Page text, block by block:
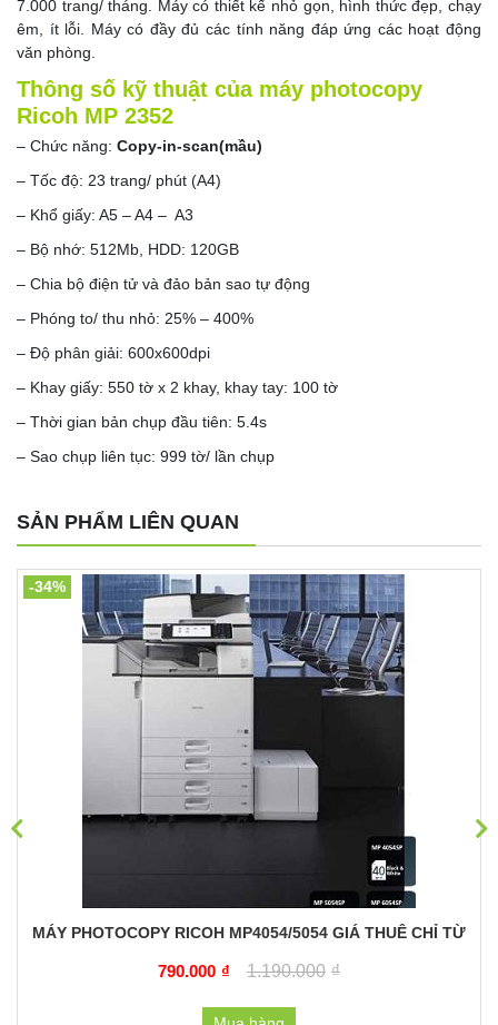
7.000 trang/ tháng. Máy có thiết kế nhỏ gọn, hình thức đẹp, chạy
êm, ít lỗi. Máy có đầy đủ các tính năng đáp ứng các hoạt động
văn phòng.
Thông số kỹ thuật của máy photocopy
Ricoh MP 2352
– Chức năng: Copy-in-scan(mầu)
– Tốc độ: 23 trang/ phút (A4)
– Khổ giấy: A5 – A4 – A3
– Bộ nhớ: 512Mb, HDD: 120GB
– Chia bộ điện tử và đảo bản sao tự động
– Phóng to/ thu nhỏ: 25% – 400%
– Độ phân giải: 600x600dpi
– Khay giấy: 550 tờ x 2 khay, khay tay: 100 tờ
– Thời gian bản chụp đầu tiên: 5.4s
– Sao chụp liên tục: 999 tờ/ lần chụp
SẢN PHẨM LIÊN QUAN
MÁY PHOTOCOPY RICOH MP4054/5054 GIÁ THUÊ CHỈ TỪ
790.000 ₫ 1.190.000 ₫
-34%